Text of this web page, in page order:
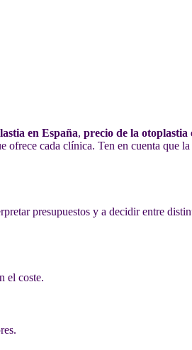
en España, precio de la otoplastia
cada clínica. Ten en cuenta que
presupuestos y a decidir entre
el coste.